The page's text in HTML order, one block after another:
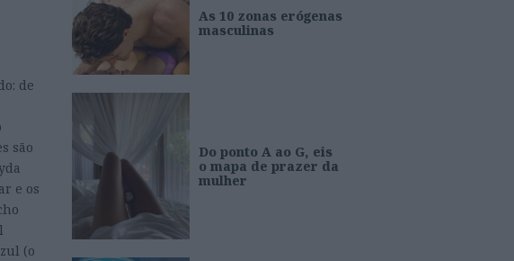
de
são
e os
(o
As 10 zonas erógenas
masculinas
Do ponto A ao G, eis
o mapa de prazer da
mulher